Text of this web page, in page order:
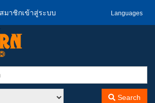
สมาชิกเข้าสู่ระบบ Languages
Search